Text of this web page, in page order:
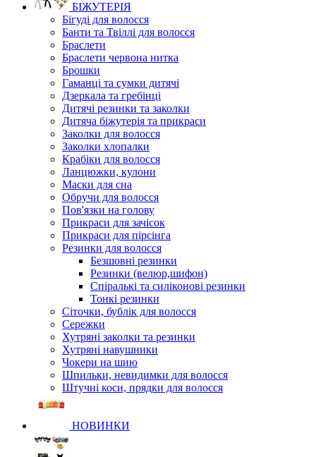
БІЖУТЕРІЯ
Бігуді для волосся
Банти та Твіллі для волосся
Браслети
Браслети червона нитка
Брошки
Гаманці та сумки дитячі
Дзеркала та гребінці
Дитячі резинки та заколки
Дитяча біжутерія та прикраси
Заколки для волосся
Заколки хлопалки
Крабіки для волосся
Ланцюжки, кулони
Маски для сна
Обручи для волосся
Пов'язки на голову
Прикраси для зачісок
Прикраси для пірсінга
Резинки для волосся
Безшовні резинки
Резинки (велюр,шифон)
Спіралькі та силіконові резинки
Тонкі резинки
Сіточки, бублік для волосся
Сережки
Хутряні заколки та резинки
Хутряні навушники
Чокери на шию
Шпильки, невидимки для волосся
Штучні коси, прядки для волосся
НОВИНКИ